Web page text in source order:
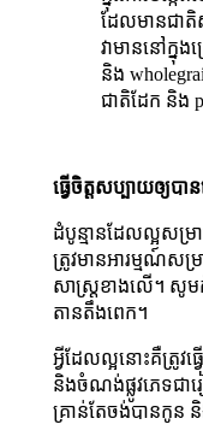
ដែលមានជា
វាមាននៅក្នុ
និង
ជាតិដែក និង
ធ្វើចិត្តសប្បាយឲ្យបា
ដំបូន្មានដែលល្អសម្
ត្រូវមានអារម្មណ៍សម្រ
សាស្ត្រខាងលើ។ សូ
តានតឹងពេក។
អ្វីដែលល្អនោះគឺត្រូវ
និងចំណង់ផ្លូវភេទជារ
គ្រាន់តែចង់បានកូន